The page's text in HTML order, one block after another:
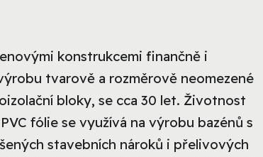
konstrukcemi finančně i
tvarově a rozměrově neomezené
bloky, se cca 30 let. Životnost
fólie se využívá na výrobu bazénů s
stavebních nároků i přelivových